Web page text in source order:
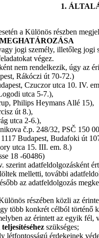
1.
a Különös részben
jogi személy, illetőleg
végez.
nem rendelkezik, úgy az
Rákóczi út 70-72.)
Czuczor utca 10. IV.
utca 5-7.),
Philips Heymans Allé 15),
út 8.),
utca 2-6.),
č.p. 248/32, PSČ 150
Budapest, Budafoki út
utca 15. III. em. 8.)
18 -60486)
szerint adatfeldolgozásként
melletti, további
az adatfeldolgozás
részében közli az
több konkrét célból történő
az érintett az egyik fél,
szükséges;
létfontosságú érdekeinek